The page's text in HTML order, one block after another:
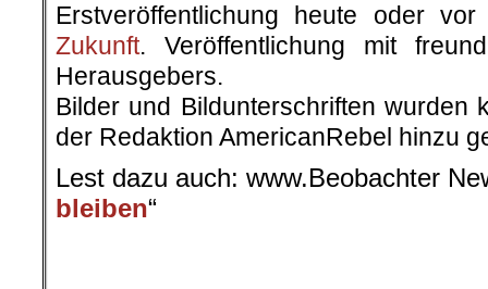
Erstveröffentlichung heute oder
Zukunft. Veröffentlichung mit
Herausgebers.
Bilder und Bildunterschriften wurden
der Redaktion AmericanRebel hinzu
Lest dazu auch: www.Beobachter
bleiben“